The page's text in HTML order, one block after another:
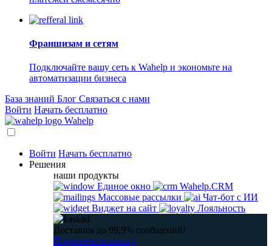
Франшизам и сетям
Подключайте вашу сеть к Wahelp и экономьте на
автоматизации бизнеса
База знаний Блог Связаться с нами
Войти Начать бесплатно
Wahelp
Войти Начать бесплатно
Решения
наши продукты
Единое окно
Wahelp.CRM
Массовые рассылки
Чат-бот с ИИ
Виджет на сайт
Лояльность
Доставим до 99,9% сообщений!
Подключить каскад